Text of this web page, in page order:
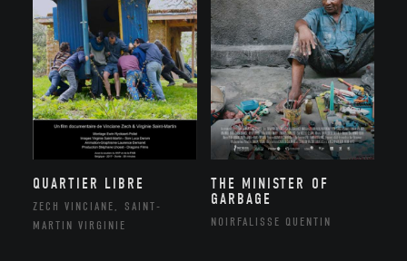
QUARTIER LIBRE
ZECH VINCIANE, SAINT-
MARTIN VIRGINIE
THE MINISTER OF
GARBAGE
NOIRFALISSE QUENTIN